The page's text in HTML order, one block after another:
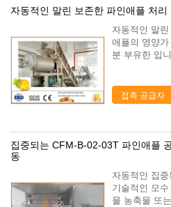
자동적인 말린 보존한 파인애플 처
자동적인 말
애플의 영양
분 부유한 입
유한 풍미, 달
접촉 공급자
집중되는 CFM-B-02-03T 파인애플
동
자동적인 집
기술적인 모
물 농축물 또